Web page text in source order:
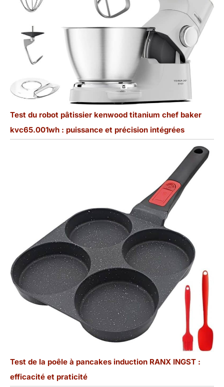
Test du robot pâtissier kenwood titanium chef baker
kvc65.001wh : puissance et précision intégrées
Test de la poêle à pancakes induction RANX INGST :
efficacité et praticité